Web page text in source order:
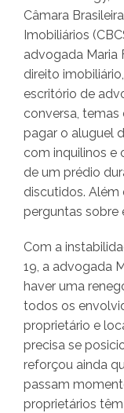
Câmara
Imobiliários
advogada Maria
direito
escritório de
conversa,
pagar o aluguel
com inquilinos e
de um prédio
discutidos. Além
perguntas sobre
Com a
19, a advogada
haver uma
todos os
proprietário e
precisa se
reforçou ainda
passam
proprietários